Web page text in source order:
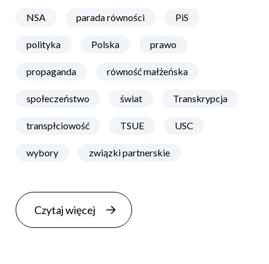
NSA parada równości PiS
polityka Polska prawo
propaganda równość małżeńska
społeczeństwo świat Transkrypcja
transpłciowość TSUE USC
wybory związki partnerskie
Czytaj więcej